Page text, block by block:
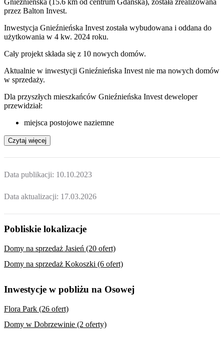
Gnieźnieńska (15.6 km od centrum Gdańska), została zrealizowana
przez Balton Invest.
Inwestycja Gnieźnieńska Invest została wybudowana i oddana do
użytkowania w 4 kw. 2024 roku.
Cały projekt składa się z 10 nowych domów.
Aktualnie w inwestycji Gnieźnieńska Invest nie ma nowych domów
w sprzedaży.
Dla przyszłych mieszkańców Gnieźnieńska Invest deweloper
przewidział:
miejsca postojowe naziemne
Czytaj więcej
Data publikacji: 10.10.2023
Data aktualizacji: 17.03.2026
Pobliskie lokalizacje
Domy na sprzedaż Jasień (20 ofert)
Domy na sprzedaż Kokoszki (6 ofert)
Inwestycje w pobliżu na Osowej
Flora Park (26 ofert)
Domy w Dobrzewinie (2 oferty)